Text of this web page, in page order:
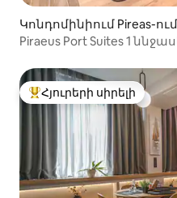
Կոնդոմինիում Pireas-ում
Piraeus Port Suites 1
Հյուրերի սիրելի
Հյուրերի սիրելի